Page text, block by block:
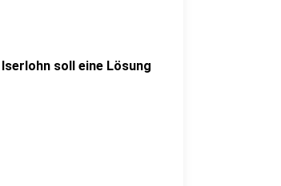
soll eine Lösung